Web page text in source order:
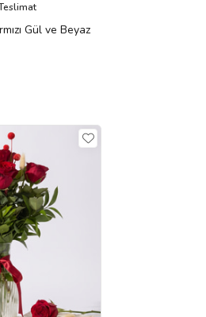
Gül ve Beyaz